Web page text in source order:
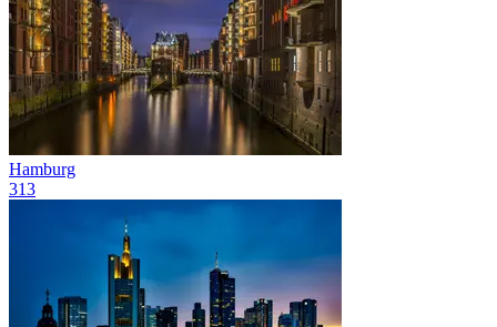
Hamburg
313